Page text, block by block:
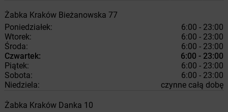
Żabka Kraków Bieżanowska 77
Poniedziałek:
6:00 - 23:00
Wtorek:
6:00 - 23:00
Środa:
6:00 - 23:00
Czwartek:
6:00 - 23:00
Piątek:
6:00 - 23:00
Sobota:
6:00 - 23:00
Niedziela:
czynne całą dobę
Żabka Kraków Danka 10